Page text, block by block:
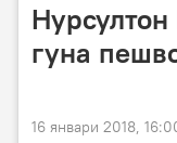
гуна
16 январи 2018,